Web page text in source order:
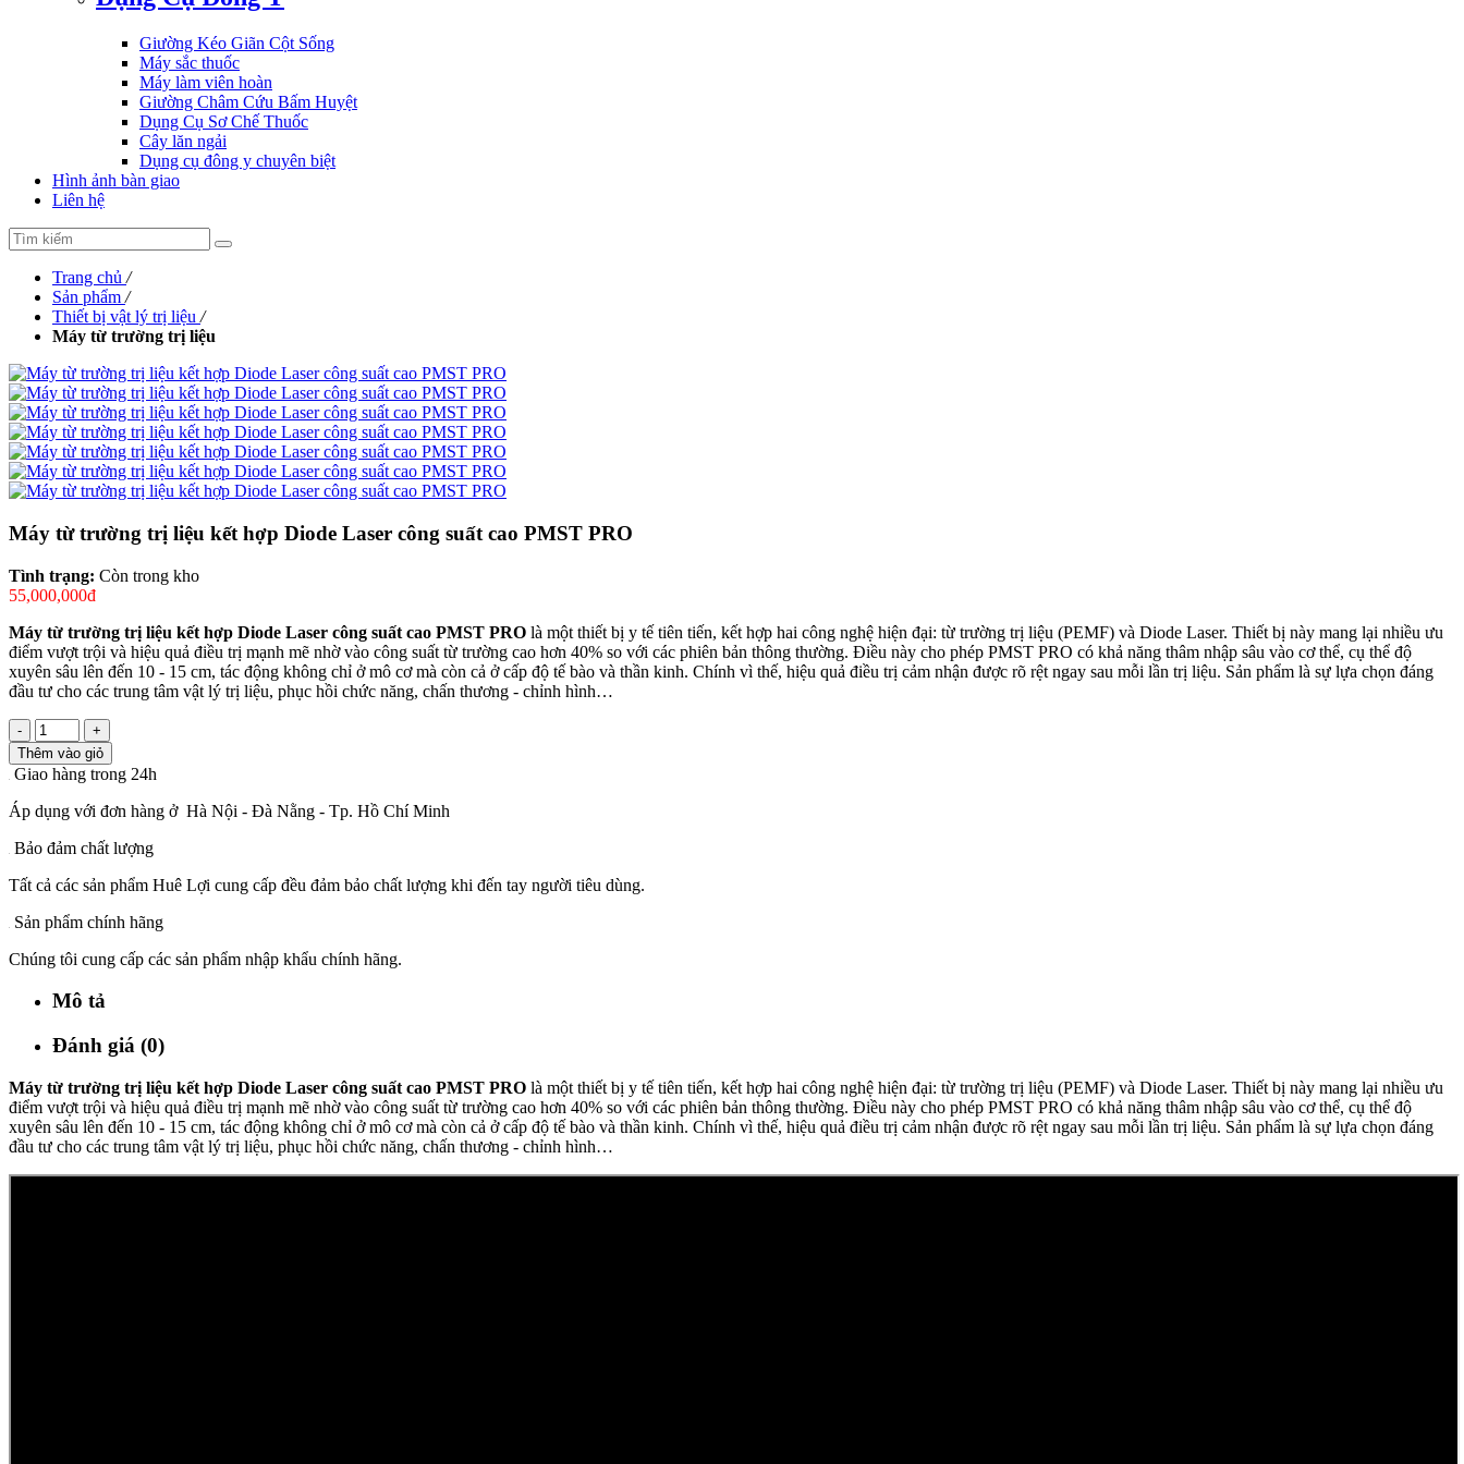
Giường Kéo Giãn Cột Sống
Máy sắc thuốc
Máy làm viên hoàn
Giường Châm Cứu Bấm Huyệt
Dụng Cụ Sơ Chế Thuốc
Cây lăn ngải
Dụng cụ đông y chuyên biệt
Hình ảnh bàn giao
Liên hệ
Trang chủ /
Sản phẩm /
Thiết bị vật lý trị liệu /
Máy từ trường trị liệu
Máy từ trường trị liệu kết hợp Diode Laser công suất cao PMST PRO
Tình trạng: Còn trong kho
55,000,000đ
Máy từ trường trị liệu kết hợp Diode Laser công suất cao PMST PRO là một thiết bị y tế tiên tiến, kết hợp hai công nghệ hiện đại: từ trường trị liệu (PEMF) và Diode Laser. Thiết bị này mang lại nhiều ưu
điểm vượt trội và hiệu quả điều trị mạnh mẽ nhờ vào công suất từ trường cao hơn 40% so với các phiên bản thông thường. Điều này cho phép PMST PRO có khả năng thâm nhập sâu vào cơ thể, cụ thể độ
xuyên sâu lên đến 10 - 15 cm, tác động không chỉ ở mô cơ mà còn cả ở cấp độ tế bào và thần kinh. Chính vì thế, hiệu quả điều trị cảm nhận được rõ rệt ngay sau mỗi lần trị liệu. Sản phẩm là sự lựa chọn đáng
đầu tư cho các trung tâm vật lý trị liệu, phục hồi chức năng, chấn thương - chỉnh hình…
-
+
Thêm vào giỏ
Giao hàng trong 24h
Áp dụng với đơn hàng ở Hà Nội - Đà Nằng - Tp. Hồ Chí Minh
Bảo đảm chất lượng
Tất cả các sản phẩm Huê Lợi cung cấp đều đảm bảo chất lượng khi đến tay người tiêu dùng.
Sản phẩm chính hãng
Chúng tôi cung cấp các sản phẩm nhập khẩu chính hãng.
Mô tả
Đánh giá (0)
Máy từ trường trị liệu kết hợp Diode Laser công suất cao PMST PRO là một thiết bị y tế tiên tiến, kết hợp hai công nghệ hiện đại: từ trường trị liệu (PEMF) và Diode Laser. Thiết bị này mang lại nhiều ưu
điểm vượt trội và hiệu quả điều trị mạnh mẽ nhờ vào công suất từ trường cao hơn 40% so với các phiên bản thông thường. Điều này cho phép PMST PRO có khả năng thâm nhập sâu vào cơ thể, cụ thể độ
xuyên sâu lên đến 10 - 15 cm, tác động không chỉ ở mô cơ mà còn cả ở cấp độ tế bào và thần kinh. Chính vì thế, hiệu quả điều trị cảm nhận được rõ rệt ngay sau mỗi lần trị liệu. Sản phẩm là sự lựa chọn đáng
đầu tư cho các trung tâm vật lý trị liệu, phục hồi chức năng, chấn thương - chỉnh hình…